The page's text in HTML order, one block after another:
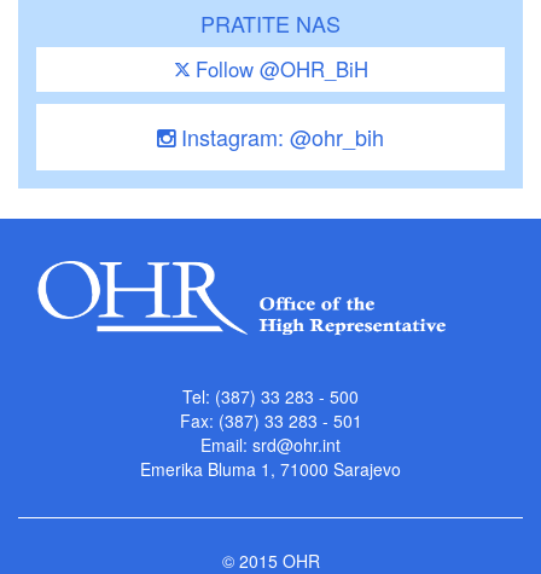
PRATITE NAS
Follow @OHR_BiH
Instagram: @ohr_bih
Tel: (387) 33 283 - 500
Fax: (387) 33 283 - 501
Email: srd@ohr.int
Emerika Bluma 1, 71000 Sarajevo
© 2015 OHR